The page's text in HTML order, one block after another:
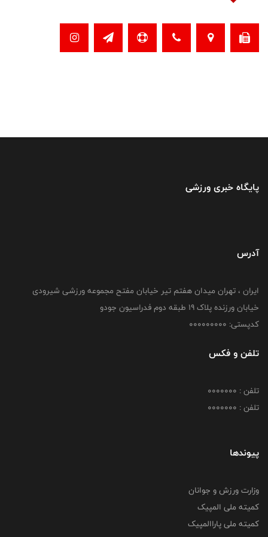
پایگاه خبری ورزشی
آدرس
ایران ، تهران میدان هفتم تیر خیابان مفتح مجموعه ورزشی شیرودی
خیابان ورزنده پلاک ۱۹ طبقه دوم فدراسیون جودو
کدپستی: 000000000
تلفن و فکس
تلفن : 0000000
تلفن : 0000000
پیوندها
وزارت ورزش و جوانان
کمیته ملی المپیک
کمیته ملی پاراالمپیک